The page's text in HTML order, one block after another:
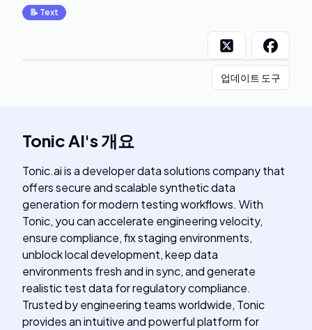
📝 Text
업데이트 도구
Tonic AI's개요
Tonic.ai is a developer data solutions company that
offers secure and scalable synthetic data
generation for modern testing workflows. With
Tonic, you can accelerate engineering velocity,
ensure compliance, fix staging environments,
unblock local development, keep data
environments fresh and in sync, and generate
realistic test data for regulatory compliance.
Trusted by engineering teams worldwide, Tonic
provides an intuitive and powerful platform for